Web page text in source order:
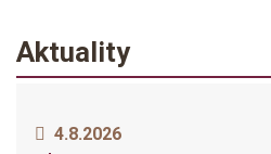
Aktuality
4.8.2026